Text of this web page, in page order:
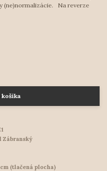
(ne)normalizácie. Na reverze
Zábranský
cm (tlačená plocha)